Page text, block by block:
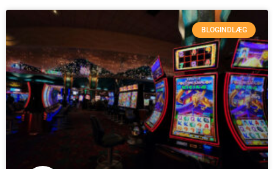
BLOGINDLÆG